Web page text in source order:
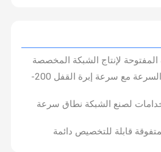
المفتوحة لإنتاج الشبكة المخصصة
آلة صناعة الشبكة عالية السرعة مع سرعة إبرة القفل 200-
لصنع الشبكة نطاق سرعة